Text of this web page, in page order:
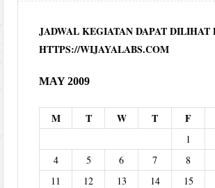
JADWAL KEGIATAN DAPAT DILIHAT
HTTPS://WIJAYALABS.COM
MAY 2009
M T W T F
1
4
5 6 7 8
11
12 13 14 15